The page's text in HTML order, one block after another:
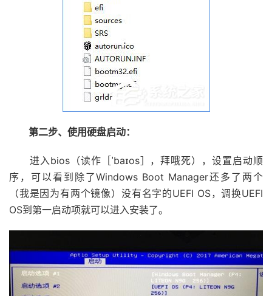
第二步、使用硬盘启动：
进入bios（读作［ˈbaɪos］，拜哦死），设置启动顺
序，可以看到除了Windows Boot Manager还多了两个
（我是因为有两个镜像）没有名字的UEFI OS，调换UEFI
OS到第一启动项就可以进入安装了。